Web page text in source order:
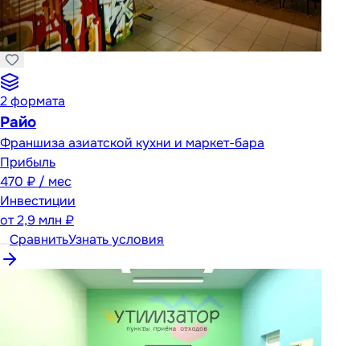
2формата
Райо
Франшиза азиатской кухни и маркет-бара
Прибыль
470 ₽ / мес
Инвестиции
от2,9 млн ₽
СравнитьУзнать условия